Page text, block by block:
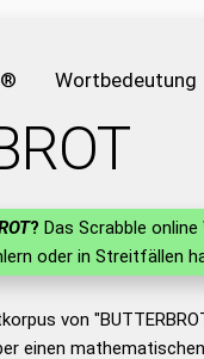
Wortbedeutung
? Das Scrabble
oder in Streitfällen
von
einen